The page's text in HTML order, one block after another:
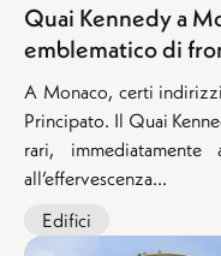
Quai Kennedy a
emblematico di
A Monaco, certi
Principato. Il Quai
rari,
all’effervescenza...
Edifici